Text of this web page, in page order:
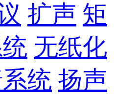
扩声 矩
无纸化
统 扬声